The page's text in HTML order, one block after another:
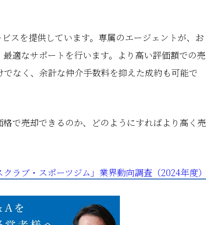
スを提供しています。専属のエージェントが、お
適なサポートを行います。より高い評価額での売
なく、余計な仲介手数料を抑えた成約も可能で
で売却できるのか、どのようにすればより高く売
クラブ・スポーツジム」業界動向調査（2024年度）